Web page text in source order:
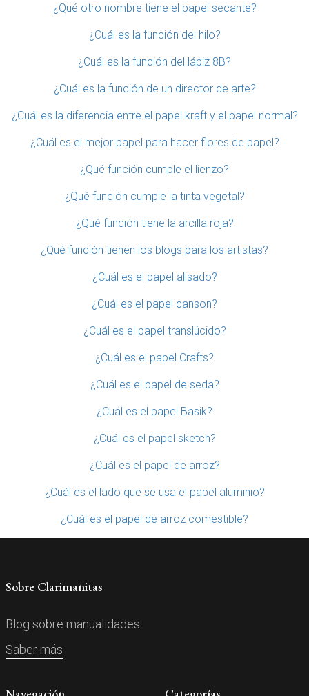
¿Qué otro nombre tiene el papel secante?
¿Cuál es la función del hilo?
¿Cuál es la función del lápiz 8B?
¿Cuál es la función de un director de arte?
¿Cuál es la diferencia entre el papel kraft y el papel normal?
¿Cuál es el mejor papel para hacer flores de papel?
¿Qué función cumple el lienzo?
¿Qué función cumple la tinta vegetal?
¿Qué función tiene la arcilla roja?
¿Qué función tienen los blogs para los artistas?
¿Cuál es el papel alisado?
¿Cuál es el papel canson?
¿Cuál es el papel translúcido?
¿Cuál es el papel Crafts?
¿Cuál es el papel de seda?
¿Cuál es el papel Basik?
¿Cuál es el papel sketch?
¿Cuál es el papel de arroz?
¿Cuál es el lado que se usa el papel aluminio?
¿Cuál es el papel de arroz comestible?
Sobre Clarimanitas
Blog sobre manualidades.
Saber más